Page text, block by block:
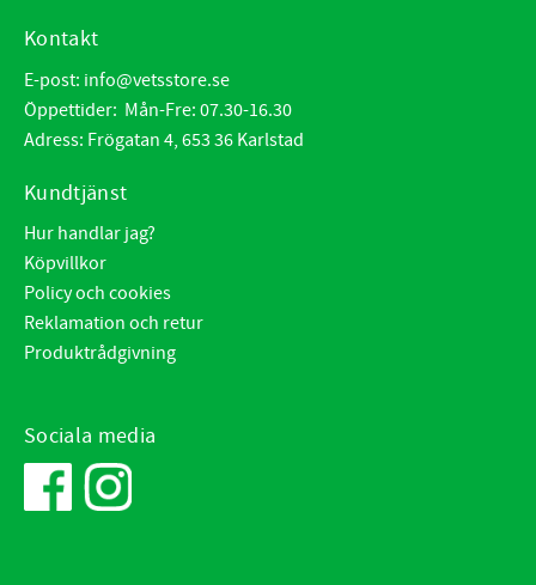
Kontakt
E-post: info@vetsstore.se
Öppettider: Mån-Fre: 07.30-16.30
Adress: Frögatan 4, 653 36 Karlstad
Kundtjänst
Hur handlar jag?
Köpvillkor
Policy och cookies
Reklamation och retur
Produktrådgivning
Sociala media